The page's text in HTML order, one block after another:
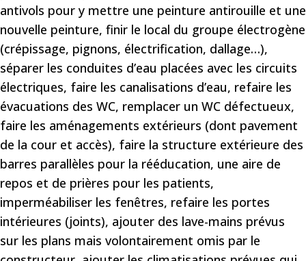
antivols pour y mettre une peinture antirouille et une
nouvelle peinture, finir le local du groupe électrogène
(crépissage, pignons, électrification, dallage…),
séparer les conduites d’eau placées avec les circuits
électriques, faire les canalisations d’eau, refaire les
évacuations des WC, remplacer un WC défectueux,
faire les aménagements extérieurs (dont pavement
de la cour et accès), faire la structure extérieure des
barres parallèles pour la rééducation, une aire de
repos et de prières pour les patients,
imperméabiliser les fenêtres, refaire les portes
intérieures (joints), ajouter des lave-mains prévus
sur les plans mais volontairement omis par le